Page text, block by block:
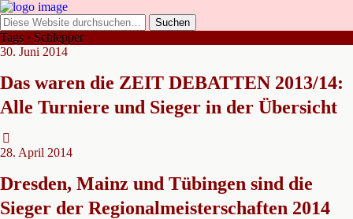
Tags › Schlepper
30. Juni 2014
Das waren die ZEIT DEBATTEN 2013/14:
Alle Turniere und Sieger in der Übersicht
28. April 2014
Dresden, Mainz und Tübingen sind die
Sieger der Regionalmeisterschaften 2014